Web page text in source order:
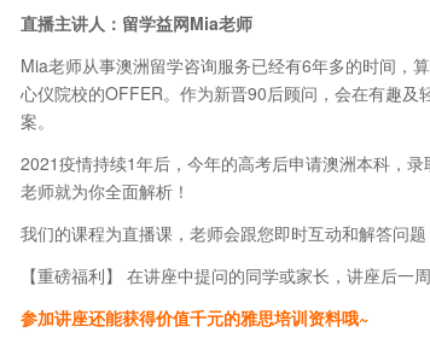
直播主讲人：留学益网Mia老师
Mia老师从事澳洲留学咨询服务已经有6年多的时间，
心仪院校的OFFER。作为新晋90后顾问，会在有趣
案。
2021疫情持续1年后，今年的高考后申请澳洲本科，
老师就为你全面解析！
我们的课程为直播课，老师会跟您即时互动和解答问
【重磅福利】 在讲座中提问的同学或家长，讲座后一
参加讲座还能获得价值千元的雅思培训资料哦~